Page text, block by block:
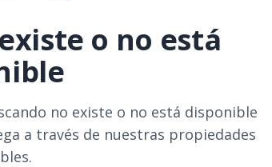
o no está
no existe o no está disponible
a través de nuestras propiedades